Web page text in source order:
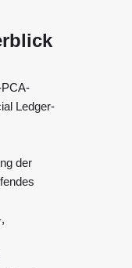
Ledger-
der